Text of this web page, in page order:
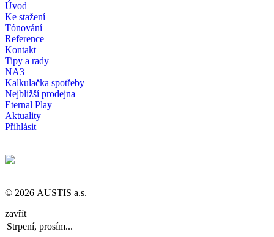
Úvod
Ke stažení
Tónování
Reference
Kontakt
Tipy a rady
NA3
Kalkulačka spotřeby
Nejbližší prodejna
Eternal Play
Aktuality
Přihlásit
© 2026 AUSTIS a.s.
zavřít
Strpení, prosím...